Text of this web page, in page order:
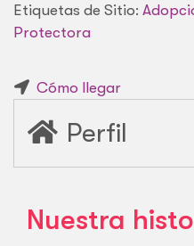
Etiquetas de Sitio:
Protectora
Cómo llegar
Perfil
Nuestra